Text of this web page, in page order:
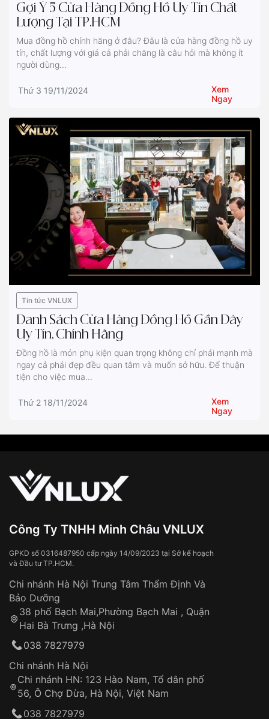
Gợi Ý 5 Cửa Hàng Đồng Hồ Uy Tín Chất
Lượng Tại TP.HCM
Mua đồng hồ chính hãng ở đâu? Đâu là cửa hàng đồng hồ uy
tín, chất lượng với giá cả phải chăng là câu hỏi mà không ít
người dùng...
Thứ 3 19/11/2024
Xem
Ngay
Tin tức VNLUX
Danh Sách Cửa Hàng Đồng Hồ Gần Đây
Uy Tín, Chính Hãng
Đồng hồ là món phụ kiện quan trọng không chỉ phái mạnh mà
ngay cả phái đẹp đều quan tâm và muốn sở hữu. Để thuận
tiện cho việc mua...
Thứ 2 18/11/2024
Xem
Ngay
Công Ty TNHH Minh Châu VNLUX
GPKD số 0316487950 cấp ngày 14/09/2023 tại Sở kế hoạch
và Đầu tư TP.HCM.
Chi nhánh Hà Nội Trung Tâm Thẩm Định Và
Bảo Dưỡng
38 phố Bạch Mai,Phường Bạch Mai , Quận
Hai Bà Trưng ,Hà Nội
038 7827979
Chi nhánh Hà Nội
Chi nhánh HN: 123 Hào Nam, Tổ dân phố
56, Ô Chợ Dừa, Hà Nội, Việt Nam
038 7827979